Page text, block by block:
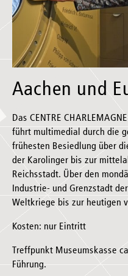
Aachen und
Das CENTRE
führt multimedial durch die
frühesten Besiedlung über
der Karolinger bis zur
Reichsstadt. Über den
Industrie- und Grenzstadt
Weltkriege bis zur heutigen
Kosten: nur Eintritt
Treffpunkt Museumskasse
Führung.